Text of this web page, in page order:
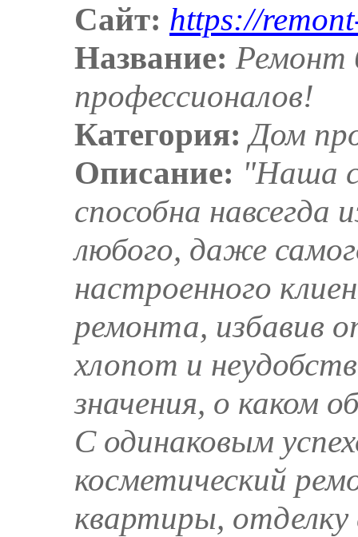
Сайт: https://
Название: Ремонт
профессионалов!
Категория: Дом
Описание: "Наша
способна
любого, даже
настроенного
ремонта, избавив
хлопот и
значения, о каком
С одинаковым
косметический
квартиры, отделку